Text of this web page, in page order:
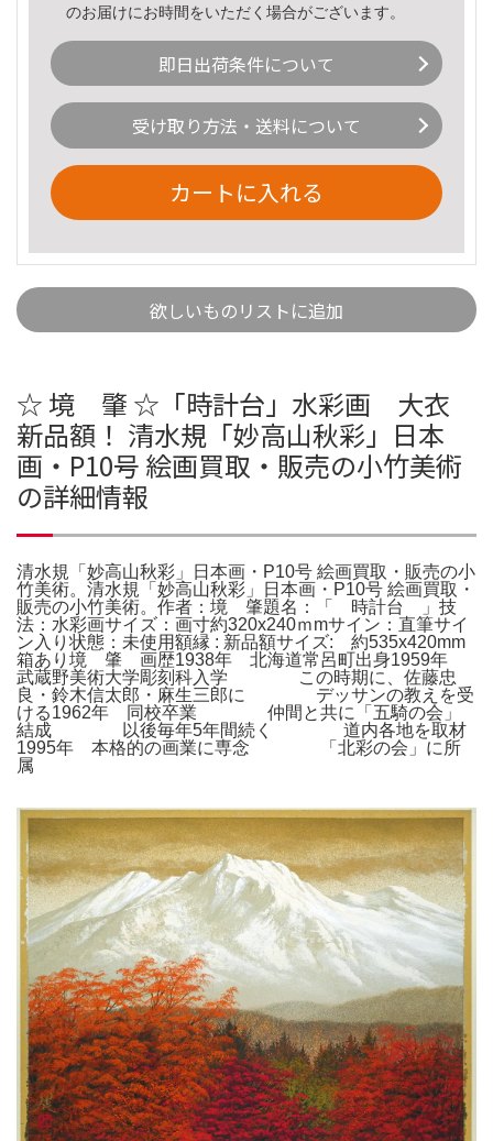
のお届けにお時間をいただく場合がございます。
即日出荷条件について
受け取り方法・送料について
カートに入れる
欲しいものリストに追加
☆ 境 肇 ☆「時計台」水彩画 大衣
新品額！ 清水規「妙高山秋彩」日本
画・P10号 絵画買取・販売の小竹美術
の詳細情報
清水規「妙高山秋彩」日本画・P10号 絵画買取・販売の小
竹美術。清水規「妙高山秋彩」日本画・P10号 絵画買取・
販売の小竹美術。作者：境 肇題名：「 時計台 」技
法：水彩画サイズ：画寸約320x240ｍmサイン：直筆サイ
ン入り状態：未使用額縁 : 新品額サイズ: 約535x420mm
箱あり境 肇 画歴1938年 北海道常呂町出身1959年
武蔵野美術大学彫刻科入学 この時期に、佐藤忠
良・鈴木信太郎・麻生三郎に デッサンの教えを受
ける1962年 同校卒業 仲間と共に「五騎の会」
結成 以後毎年5年間続く 道内各地を取材
1995年 本格的の画業に専念 「北彩の会」に所
属